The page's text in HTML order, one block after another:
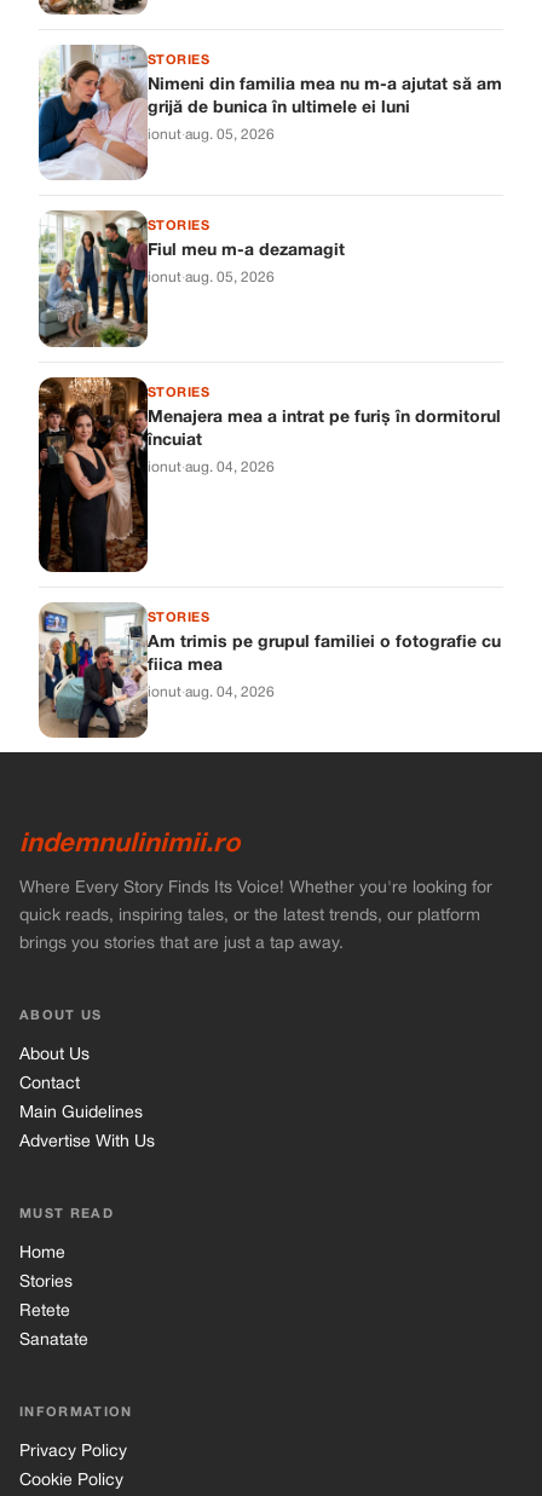
STORIES
Nimeni din familia mea nu m-a ajutat să am
grijă de bunica în ultimele ei luni
ionut·aug. 05, 2026
STORIES
Fiul meu m-a dezamagit
ionut·aug. 05, 2026
STORIES
Menajera mea a intrat pe furiș în dormitorul
încuiat
ionut·aug. 04, 2026
STORIES
Am trimis pe grupul familiei o fotografie cu
fiica mea
ionut·aug. 04, 2026
indemnulinimii.ro
Where Every Story Finds Its Voice! Whether you're looking for
quick reads, inspiring tales, or the latest trends, our platform
brings you stories that are just a tap away.
ABOUT US
About Us
Contact
Main Guidelines
Advertise With Us
MUST READ
Home
Stories
Retete
Sanatate
INFORMATION
Privacy Policy
Cookie Policy